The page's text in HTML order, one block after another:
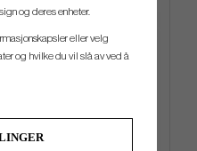
og deres enheter.
eller velg
og hvilke du vil slå av ved å